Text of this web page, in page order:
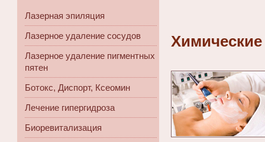
Лазерная эпиляция
Лазерное удаление сосудов
Лазерное удаление пигментных
пятен
Ботокс, Диспорт, Ксеомин
Лечение гипергидроза
Биоревитализация